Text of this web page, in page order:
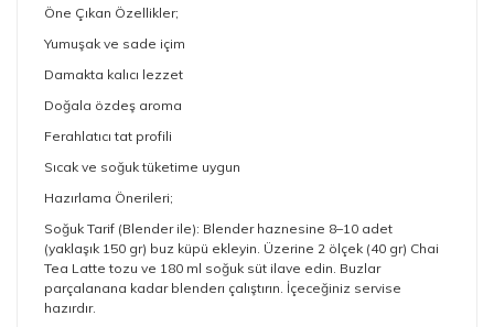
Öne Çıkan Özellikler;
Yumuşak ve sade içim
Damakta kalıcı lezzet
Doğala özdeş aroma
Ferahlatıcı tat profili
Sıcak ve soğuk tüketime uygun
Hazırlama Önerileri;
Soğuk Tarif (Blender ile): Blender haznesine 8–10 adet
(yaklaşık 150 gr) buz küpü ekleyin. Üzerine 2 ölçek (40 gr) Chai
Tea Latte tozu ve 180 ml soğuk süt ilave edin. Buzlar
parçalanana kadar blenderı çalıştırın. İçeceğiniz servise
hazırdır.